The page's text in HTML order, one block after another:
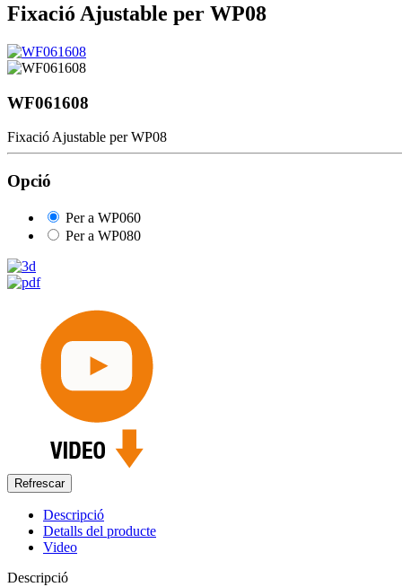
Fixació Ajustable per WP08
WF061608
Fixació Ajustable per WP08
Opció
Per a WP060
Per a WP080
Descripció
Detalls del producte
Video
Descripció